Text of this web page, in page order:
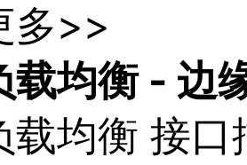
多>>
载均衡- 边
载均衡 接口